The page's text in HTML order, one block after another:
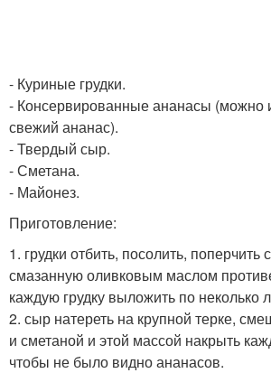
- Куриные грудки.
- Консервированные ананасы (можно
свежий ананас).
- Твердый сыр.
- Сметана.
- Майонез.
Приготовление:
1. грудки отбить, посолить, поперчить
смазанную оливковым маслом
каждую грудку выложить по неколько
2. сыр натереть на крупной терке,
и сметаной и этой массой накрыть
чтобы не было видно ананасов.